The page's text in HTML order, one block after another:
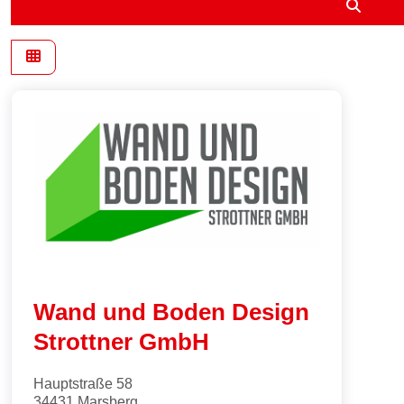
Wand und Boden Design
Strottner GmbH
Hauptstraße 58